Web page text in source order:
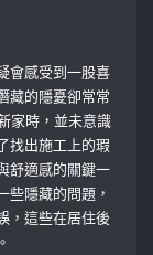
會感受到一股喜
藏的隱憂卻常常
家時，並未意識
找出施工上的瑕
舒適感的關鍵一
些隱藏的問題，
，這些在居住後